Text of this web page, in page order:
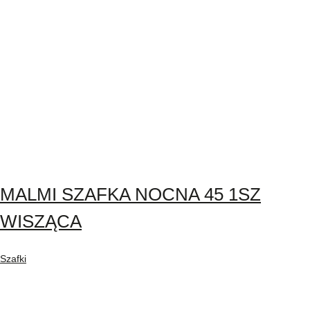
MALMI SZAFKA NOCNA 45 1SZ
WISZĄCA
Szafki